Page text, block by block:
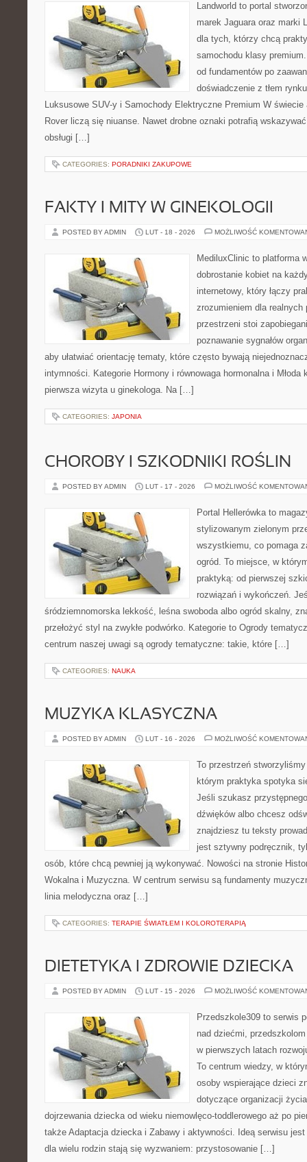
Landworld to portal
marek Jaguara oraz marki
dla tych, którzy chcą
samochodu klasy
od fundamentów po
doświadczenie z tłem
Luksusowe SUV-y i Samochody Elektryczne Premium W świecie
Rover liczą się niuanse. Nawet drobne oznaki potrafią
obsługi […]
CATEGORIES: PORADNIKI ZAKUPOWE
FAKTY I MITY W GINEKOLOGII
POSTED BY ADMIN LUT - 18 - 2026 MOŻLIWOŚĆ
MediluxClinic to platforma
dobrostanie kobiet na
internetowy, który łączy
zrozumieniem dla
przestrzeni stoi
poznawanie sygnałów
aby ułatwiać orientację tematy, które często bywają
intymności. Kategorie Hormony i równowaga hormonalna i Młoda
pierwsza wizyta u ginekologa. Na […]
CATEGORIES: JAPONIA
CHOROBY I SZKODNIKI ROŚLIN
POSTED BY ADMIN LUT - 17 - 2026 MOŻLIWOŚĆ
Portal Hellerówka to
stylizowanym zielonym
wszystkiemu, co pomaga
ogród. To miejsce, w
praktyką: od pierwszej
rozwiązań i wykończeń.
śródziemnomorska lekkość, leśna swoboda albo ogród skalny,
przełożyć styl na zwykłe podwórko. Kategorie to Ogrody
centrum naszej uwagi są ogrody tematyczne: takie, które […]
CATEGORIES: NAUKA
MUZYKA KLASYCZNA
POSTED BY ADMIN LUT - 16 - 2026 MOŻLIWOŚĆ
To przestrzeń
którym praktyka spotyka
Jeśli szukasz
dźwięków albo chcesz
znajdziesz tu teksty
jest sztywny podręcznik,
osób, które chcą pewniej ją wykonywać. Nowości na stronie
Wokalna i Muzyczna. W centrum serwisu są fundamenty
linia melodyczna oraz […]
CATEGORIES: TERAPIE ŚWIATŁEM I KOLOROTERAPIĄ
DIETETYKA I ZDROWIE DZIECKA
POSTED BY ADMIN LUT - 15 - 2026 MOŻLIWOŚĆ
Przedszkole309 to serwis
nad dziećmi,
w pierwszych latach
To centrum wiedzy, w
osoby wspierające dzieci
dotyczące organizacji
dojrzewania dziecka od wieku niemowlęco-toddlerowego aż po
także Adaptacja dziecka i Zabawy i aktywności. Ideą serwisu
dla wielu rodzin stają się wyzwaniem: przystosowanie […]